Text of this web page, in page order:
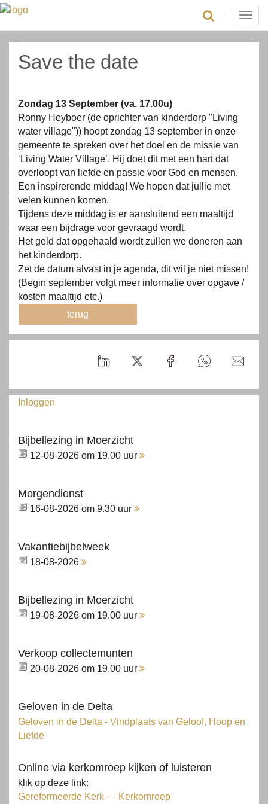
Save the date
Zondag 13 September (va. 17.00u)
Ronny Heyboer (de oprichter van kinderdorp "Living
water village")) hoopt zondag 13 september in onze
gemeente te spreken over het doel en de missie van
‘Living Water Village’. Hij doet dit met een hart dat
overloopt van liefde en passie voor God en mensen.
Een inspirerende middag! We hopen dat jullie met
velen kunnen komen.
Tijdens deze middag is er aansluitend een maaltijd
waar een bijdrage voor gevraagd wordt.
Het geld dat opgehaald wordt zullen we doneren aan
het kinderdorp.
Zet de datum alvast in je agenda, dit wil je niet missen!
(Begin september volgt meer informatie over opgave /
kosten maaltijd etc.)
terug
Inloggen
Bijbellezing in Moerzicht
12-08-2026 om 19.00 uur
Morgendienst
16-08-2026 om 9.30 uur
Vakantiebijbelweek
18-08-2026
Bijbellezing in Moerzicht
19-08-2026 om 19.00 uur
Verkoop collectemunten
20-08-2026 om 19.00 uur
Geloven in de Delta
Geloven in de Delta - Vindplaats van Geloof, Hoop en
Liefde
Online via kerkomroep kijken of luisteren
klik op deze link:
Gereformeerde Kerk — Kerkomroep